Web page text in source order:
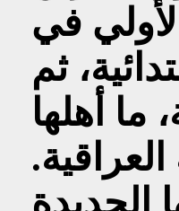
في
ثم
ما أهلها
الجديدة